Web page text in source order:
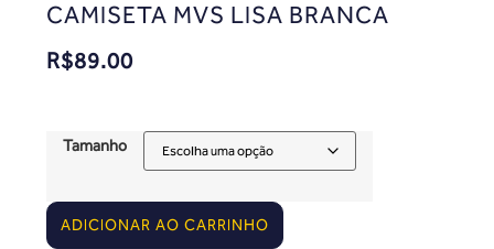
CAMISETA MVS LISA BRANCA
R$89.00
Tamanho
ADICIONAR AO CARRINHO